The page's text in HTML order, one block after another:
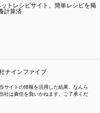
トレシピサイト。簡単レシピを掲
計算済
ナインファイブ
サイトの情報を活用した結果、なんら
社は責任を負いかねます。ご了承くだ